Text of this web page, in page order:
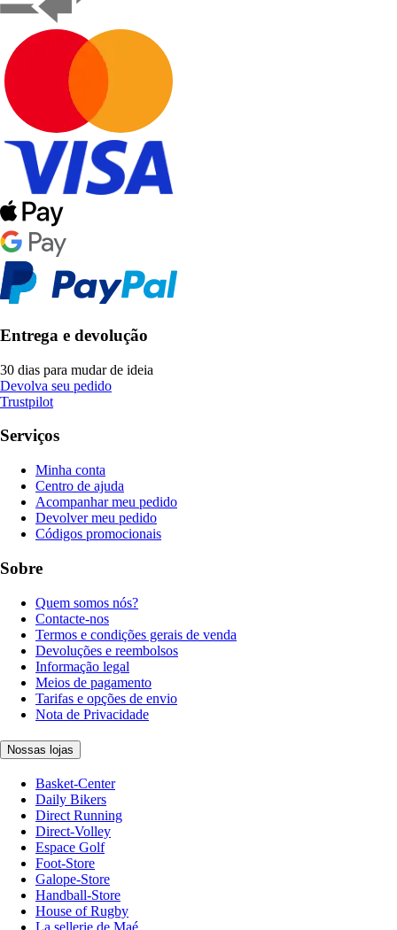
Entrega e devolução
30 dias para mudar de ideia
Devolva seu pedido
Trustpilot
Serviços
Minha conta
Centro de ajuda
Acompanhar meu pedido
Devolver meu pedido
Códigos promocionais
Sobre
Quem somos nós?
Contacte-nos
Termos e condições gerais de venda
Devoluções e reembolsos
Informação legal
Meios de pagamento
Tarifas e opções de envio
Nota de Privacidade
Nossas lojas
Basket-Center
Daily Bikers
Direct Running
Direct-Volley
Espace Golf
Foot-Store
Galope-Store
Handball-Store
House of Rugby
La sellerie de Maé